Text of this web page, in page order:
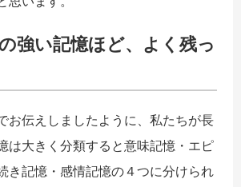
強い記憶ほど、よく残っ
お伝えしましたように、私たちが長
は大きく分類すると意味記憶・エピ
き記憶・感情記憶の４つに分けられ